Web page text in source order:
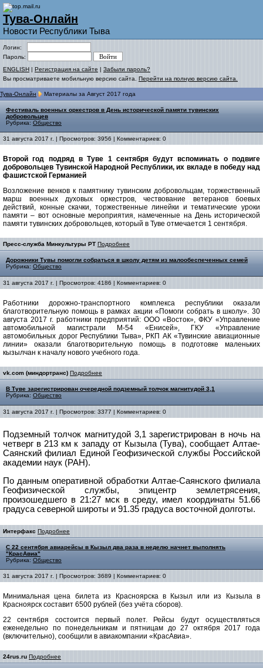
Тува-Онлайн
Новости Республики Тыва
Логин:
Пароль:
ENGLISH | Регистрация на сайте | Забыли пароль?
Вы просматриваете мобильную версию сайта. Перейти на полную версию сайта.
Тува-Онлайн Материалы за Август 2017 года
Фестиваль военных оркестров в День исторической памяти тувинских
добровольцев
Рубрика: Общество
31 августа 2017 г. | Просмотров: 3956 | Комментариев: 0
Второй год подряд в Туве 1 сентября будут вспоминать о подвиге
добровольцев Тувинской Народной Республики, их вкладе в победу над
фашистской Германией
Возложение венков к памятнику тувинским добровольцам, торжественный
марш военных духовых оркестров, чествование ветеранов боевых
действий, конные скачки, торжественные линейки и тематические уроки
памяти – вот основные мероприятия, намеченные на День исторической
памяти тувинских добровольцев, который в Туве отмечается 1 сентября.
Пресс-служба Минкультуры РТ Подробнее
Дорожники Тувы помогли собраться в школу детям из малообеспеченных семей
Рубрика: Общество
31 августа 2017 г. | Просмотров: 4186 | Комментариев: 0
Работники дорожно-транспортного комплекса республики оказали
благотворительную помощь в рамках акции «Помоги собрать в школу». 30
августа 2017 г. работники предприятий: ООО «Восток», ФКУ «Управление
автомобильной магистрали М-54 «Енисей», ГКУ «Управление
автомобильных дорог Республики Тыва», РКП АК «Тувинские авиационные
линии» оказали благотворительную помощь в подготовке маленьких
кызылчан к началу нового учебного года.
vk.com (миндортранс) Подробнее
В Туве зарегистрирован очередной подземный толчок магнитудой 3,1
Рубрика: Общество
31 августа 2017 г. | Просмотров: 3377 | Комментариев: 0
Подземный толчок магнитудой 3,1 зарегистрирован в ночь на
четверг в 213 км к западу от Кызыла (Тува), сообщает Алтае-
Саянский филиал Единой Геофизической службы Российской
академии наук (РАН).
По данным оперативной обработки Алтае-Саянского филиала
Геофизической службы, эпицентр землетрясения,
произошедшего в 21:27 мск в среду, имел координаты 51.66
градуса северной широты и 91.35 градуса восточной долготы.
Интерфакс Подробнее
С 22 сентября авиарейсы в Кызыл два раза в неделю начнет выполнять
"КрасАвиа"
Рубрика: Общество
31 августа 2017 г. | Просмотров: 3689 | Комментариев: 0
Минимальная цена билета из Красноярска в Кызыл или из Кызыла в
Красноярск составит 6500 рублей (без учёта сборов).
22 сентября состоится первый полет. Рейсы будут осуществляться
еженедельно по понедельникам и пятницам до 27 октября 2017 года
(включительно), сообщили в авиакомпании «КрасАвиа».
24rus.ru Подробнее